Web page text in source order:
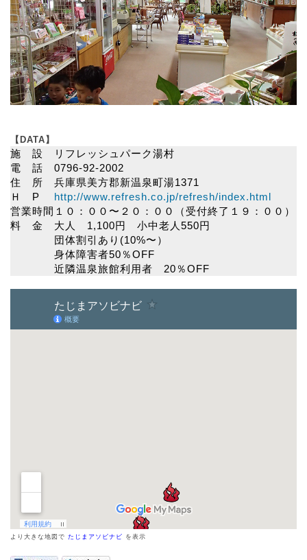
【DATA】
施 設
リフレッシュパーク湯村
電 話
0796-92-2002
住 所
兵庫県美方郡新温泉町湯1371
Ｈ P
http://www.refresh.co.jp/refresh/index.html
営業時間 １０：００〜２０：００（受付終了１９：００）
料 金
大人 1,100円 小中老人550円
団体割引あり(10%〜）
身体障害者50％OFF
近隣温泉旅館利用者 20％OFF
より大きな地図で たじまアソビナビ を表示